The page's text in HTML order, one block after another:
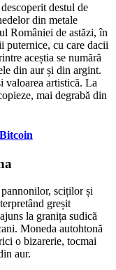
destul de
din metale
României de astăzi, în
puternice, cu care dacii
aceștia se numără
din aur și din argint.
valoarea artistică. La
mai degrabă din
sciților și
greșit
la granița sudică
Moneda autohtonă
o bizarerie, tocmai
aur.